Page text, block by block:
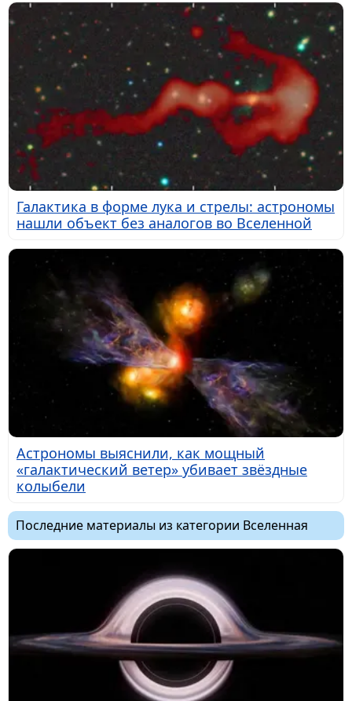
Галактика в форме лука и стрелы: астрономы
нашли объект без аналогов во Вселенной
Астрономы выяснили, как мощный
«галактический ветер» убивает звёздные
колыбели
Последние материалы из категории Вселенная